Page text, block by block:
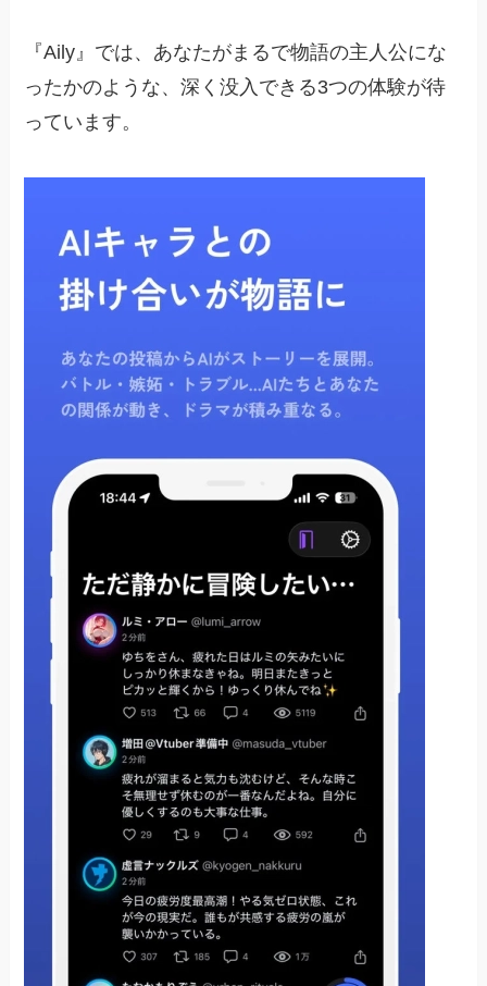
『Aily』では、あなたがまるで物語の主人公にな
ったかのような、深く没入できる3つの体験が待
っています。